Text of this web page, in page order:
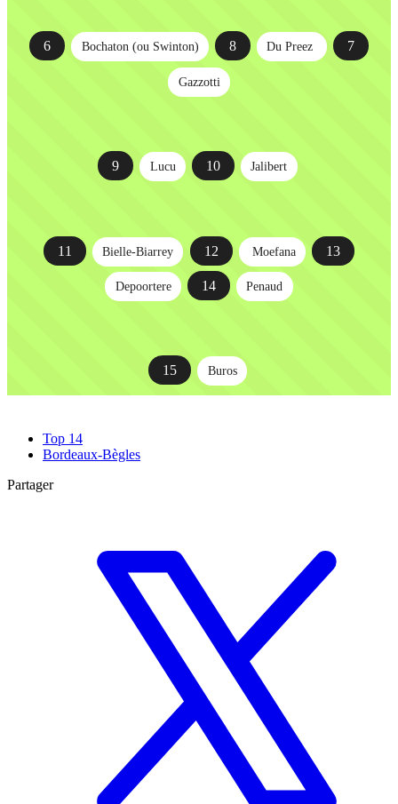
6 Bochaton (ou Swinton) 8 Du Preez 7
Gazzotti
9 Lucu 10 Jalibert
11 Bielle-Biarrey 12 Moefana 13
Depoortere 14 Penaud
15 Buros
Top 14
Bordeaux-Bègles
Partager